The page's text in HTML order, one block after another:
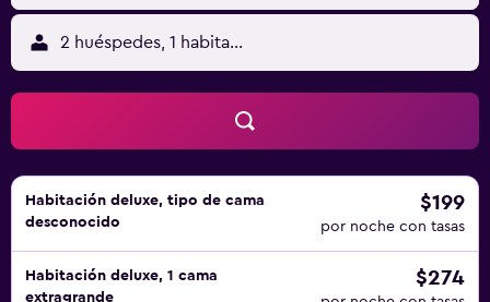
pueden practicar las actividades de ocio y esparcimiento
que se indican más abajo en las instalaciones o cerca del
alojamiento (es posible que se aplique un recargo).
2 huéspedes, 1 habitación
Habitación deluxe, tipo de cama
desconocido
$199
por noche con tasas
Habitación deluxe, 1 cama
extragrande
$274